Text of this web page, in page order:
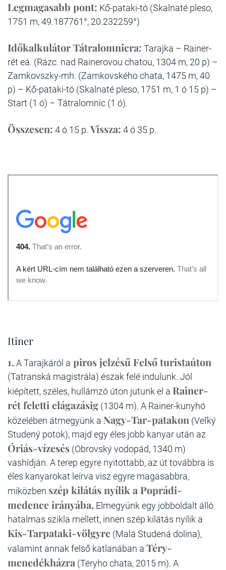
Legmagasabb pont: Kő-pataki-tó (Skalnaté pleso,
1751 m, 49.187761°, 20.232259°)
Időkalkulátor Tátralomnicra: Tarajka – Rainer-
rét eá. (Rázc. nad Rainerovou chatou, 1304 m, 20 p) –
Zamkovszky-mh. (Zamkovského chata, 1475 m, 40
p) – Kő-pataki-tó (Skalnaté pleso, 1751 m, 1 ó 15 p) –
Start (1 ó) – Tátralomnic (1 ó).
Összesen: 4 ó 15 p. Vissza: 4 ó 35 p.
Itiner
1.A Tarajkáról a piros jelzésű Felső turistaúton
(Tatranská magistrála) észak felé indulunk. Jól
kiépített, széles, hullámzó úton jutunk el a Rainer-
rét feletti elágazásig (1304 m). A Rainer-kunyhó
közelében átmegyünk a Nagy-Tar-patakon (Veľký
Studený potok), majd egy éles jobb kanyar után az
Óriás-vízesés (Obrovský vodopád, 1340 m)
vashídján. A terep egyre nyitottabb, az út továbbra is
éles kanyarokat leírva visz egyre magasabbra,
miközben szép kilátás nyílik a Poprádi-
medence irányába. Elmegyünk egy jobboldalt álló
hatalmas szikla mellett, innen szép kilátás nyílik a
Kis-Tarpataki-völgyre (Malá Studená dolina),
valamint annak felső katlanában a Téry-
menedékházra (Téryho chata, 2015 m). A